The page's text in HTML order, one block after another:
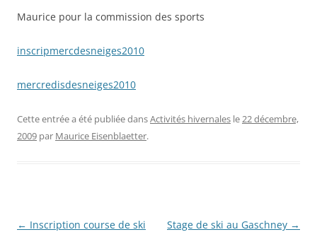
Maurice pour la commission des sports
inscripmercdesneiges2010
mercredisdesneiges2010
Cette entrée a été publiée dansActivités hivernales le22 décembre,
2009 par Maurice Eisenblaetter.
Navigation
← Inscription course de ski Stage de ski au Gaschney →